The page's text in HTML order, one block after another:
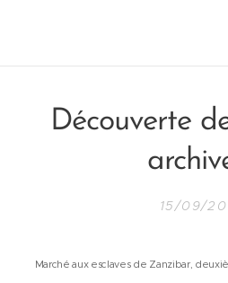
Découverte
15/09/
Marché aux esclaves de Zanzibar,